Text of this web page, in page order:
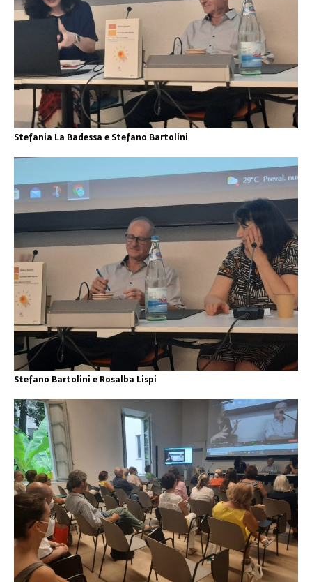
Stefania La Badessa e Stefano Bartolini
Stefano Bartolini e Rosalba Lispi